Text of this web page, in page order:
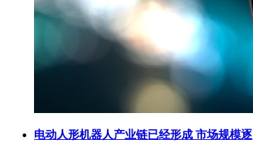
电动人形机器人产业链已经形成 市场规模逐